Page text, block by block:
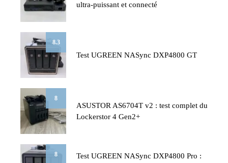
ultra-puissant et connecté
8.3
Test UGREEN NASync DXP4800 GT
8
ASUSTOR AS6704T v2 : test complet du
Lockerstor 4 Gen2+
8
Test UGREEN NASync DXP4800 Pro :